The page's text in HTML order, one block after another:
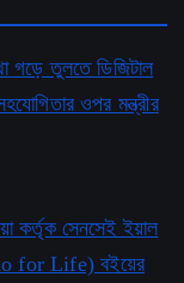
গড়ে তুলতে ডিজিটাল
ওপর মন্ত্রীর
কর্তৃক সেনসেই ইয়াল
for Life) বইয়ের